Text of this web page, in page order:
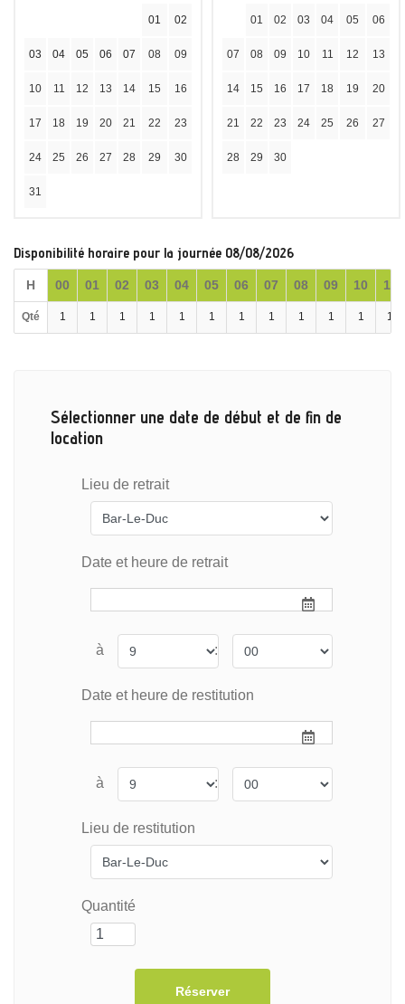
01 02
03 04 05 06 07 08 09
10 11 12 13 14 15 16
17 18 19 20 21 22 23
24 25 26 27 28 29 30
31
01 02 03 04 05 06
07 08 09 10 11 12 13
14 15 16 17 18 19 20
21 22 23 24 25 26 27
28 29 30
Disponibilité horaire pour la journée 08/08/2026
H 00 01 02 03 04 05 06 07 08 09 10 11
Qté 1 1 1 1 1 1 1 1 1 1 1 1
Sélectionner une date de début et de fin de
location
Lieu de retrait
Date et heure de retrait
à :
Date et heure de restitution
à :
Lieu de restitution
Quantité